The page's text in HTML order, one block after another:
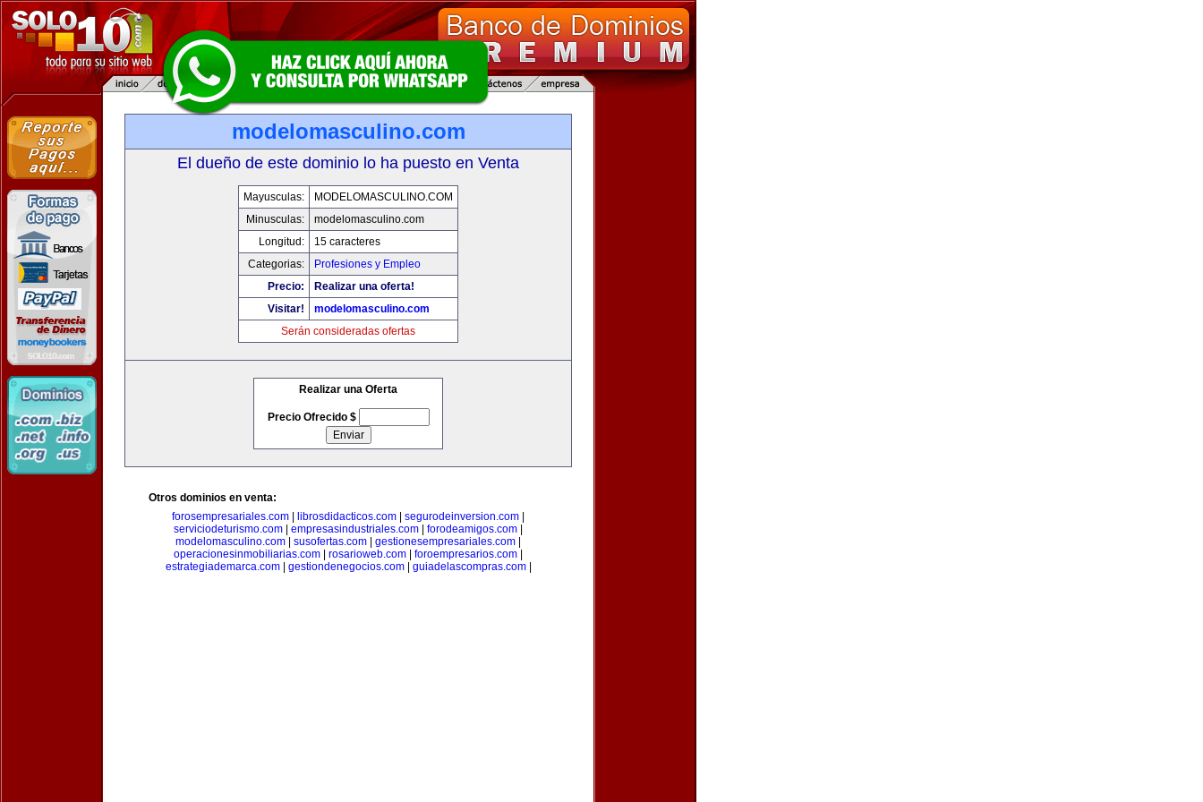
modelomasculino.com
El dueño de este dominio lo ha puesto en Venta
Mayusculas:
MODELOMASCULINO.COM
Minusculas:
modelomasculino.com
Longitud:
15 caracteres
Categorias:
Profesiones y Empleo
Precio:
Realizar una oferta!
Visitar!
modelomasculino.com
Serán consideradas ofertas
Realizar una Oferta
Precio Ofrecido $
Otros dominios en venta:
forosempresariales.com
librosdidacticos.com segurodeinversion.com
serviciodeturismo.com
empresasindustriales.com forodeamigos.com
modelomasculino.com
susofertas.com gestionesempresariales.com
operacionesinmobiliarias.com
rosarioweb.com foroempresarios.com
estrategiademarca.com| gestiondenegocios.com| guiadelascompras.com|